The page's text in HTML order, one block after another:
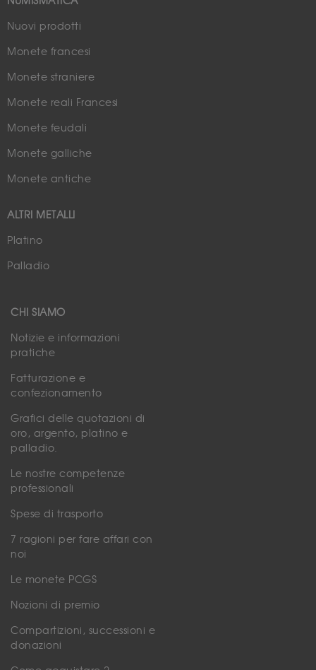
Nuovi prodotti
Monete francesi
Monete straniere
Monete reali Francesi
Monete feudali
Monete galliche
Monete antiche
ALTRI METALLI
Platino
Palladio
CHI SIAMO
Notizie e informazioni
pratiche
Fatturazione e
confezionamento
Grafici delle quotazioni di
oro, argento, platino e
palladio.
Le nostre competenze
professionali
Spese di trasporto
7 ragioni per fare affari con
noi
Le monete PCGS
Nozioni di premio
Compartizioni, successioni e
donazioni